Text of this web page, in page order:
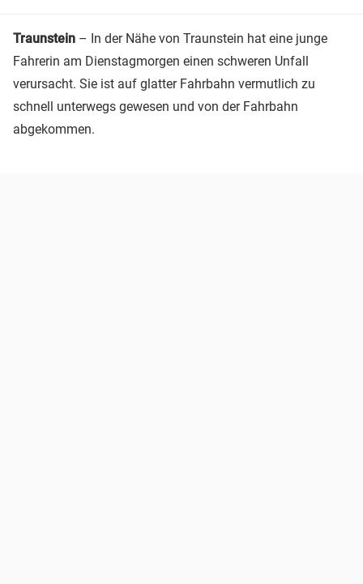
Traunstein – In der Nähe von Traunstein hat eine junge
Fahrerin am Dienstagmorgen einen schweren Unfall
verursacht. Sie ist auf glatter Fahrbahn vermutlich zu
schnell unterwegs gewesen und von der Fahrbahn
abgekommen.